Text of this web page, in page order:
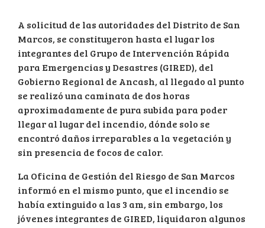
A solicitud de las autoridades del Distrito de San
Marcos, se constituyeron hasta el lugar los
integrantes del Grupo de Intervención Rápida
para Emergencias y Desastres (GIRED), del
Gobierno Regional de Ancash, al llegado al punto
se realizó una caminata de dos horas
aproximadamente de pura subida para poder
llegar al lugar del incendio, dónde solo se
encontró daños irreparables a la vegetación y
sin presencia de focos de calor.
La Oficina de Gestión del Riesgo de San Marcos
informó en el mismo punto, que el incendio se
había extinguido a las 3 am, sin embargo, los
jóvenes integrantes de GIRED, liquidaron algunos